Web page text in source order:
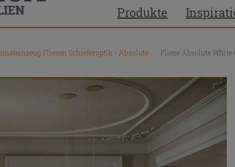
Produkte
Fliesen Schieferoptik - Absolute Fliese Absolute